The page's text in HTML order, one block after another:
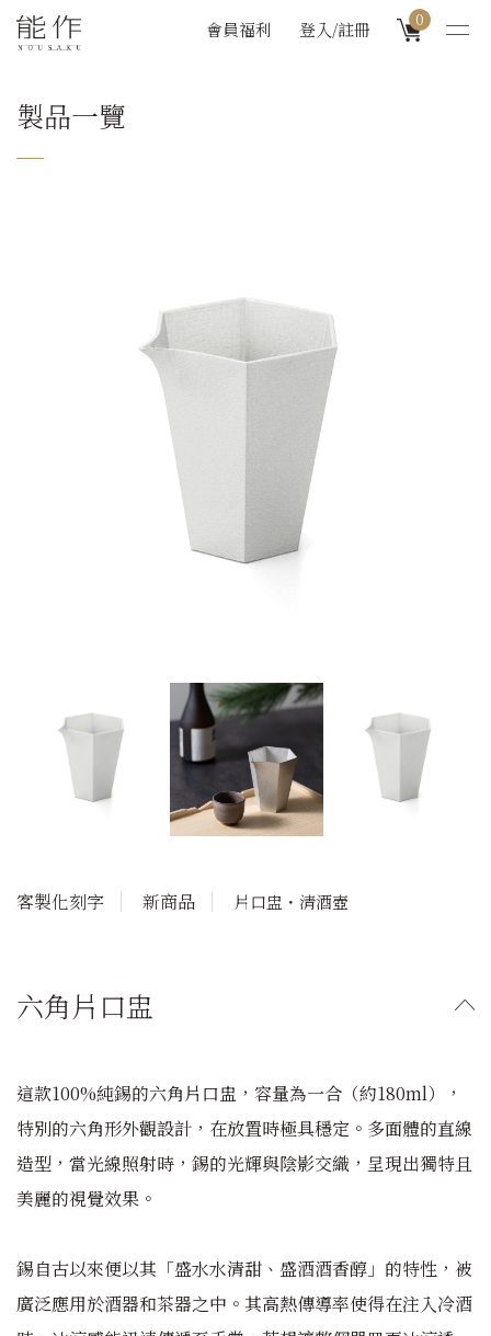
會員福利 登入/註冊 0
製品一覽
客製化刻字 新商品 片口盅・清酒壺
六角片口盅
這款100%純錫的六角片口盅，容量為一合（約180ml），
特別的六角形外觀設計，在放置時極具穩定。多面體的直線
造型，當光線照射時，錫的光輝與陰影交織，呈現出獨特且
美麗的視覺效果。
錫自古以來便以其「盛水水清甜、盛酒酒香醇」的特性，被
廣泛應用於酒器和茶器之中。其高熱傳導率使得在注入冷酒